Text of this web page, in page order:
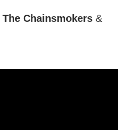
The Chainsmokers &